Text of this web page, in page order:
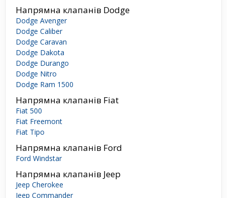
Напрямна клапанів Dodge
Dodge Avenger
Dodge Caliber
Dodge Caravan
Dodge Dakota
Dodge Durango
Dodge Nitro
Dodge Ram 1500
Напрямна клапанів Fiat
Fiat 500
Fiat Freemont
Fiat Tipo
Напрямна клапанів Ford
Ford Windstar
Напрямна клапанів Jeep
Jeep Cherokee
Jeep Commander